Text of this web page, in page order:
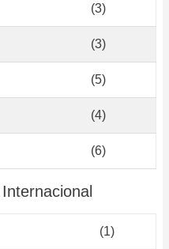
(3)
(3)
(5)
(4)
(6)
(1)